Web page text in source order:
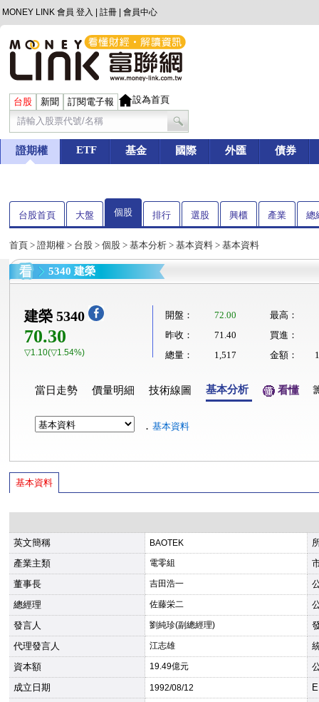
MONEY LINK 會員 登入 註冊 會員中心
台股 新聞 訂閱電子報 設為首頁
證期權 ETF 基金 國際 外匯 債券
台股首頁 大盤 個股 排行 選股 興櫃 產業 總
首頁 > 證期權 > 台股 > 個股 > 基本分析 > 基本資料 > 基本資料
5340 建榮
建榮 5340
70.30
▽1.10(▽1.54%)
開盤： 72.00
最高：
昨收：
71.40
買進：
總量：
1,517 金額：
當日走勢 價量明細 技術線圖 基本分析 看懂
． 基本資料
基本資料
英文簡稱 BAOTEK
產業主類
電零組
董事長
吉田浩一
總經理
佐藤栄二
發言人
劉純珍(副總經理)
代理發言人
江志雄
資本額
19.49億元
成立日期
1992/08/12